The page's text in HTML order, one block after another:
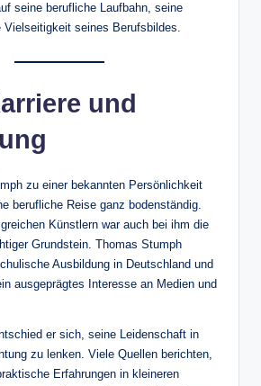
seine berufliche Laufbahn, seine
Vielseitigkeit seines Berufsbildes.
und
zu einer bekannten Persönlichkeit
berufliche Reise ganz bodenständig.
Künstlern war auch bei ihm die
Grundstein. Thomas Stumph
Ausbildung in Deutschland und
ausgeprägtes Interesse an Medien und
er sich, seine Leidenschaft in
zu lenken. Viele Quellen berichten,
Erfahrungen in kleineren